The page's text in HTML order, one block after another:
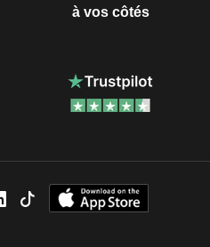
à vos côtés